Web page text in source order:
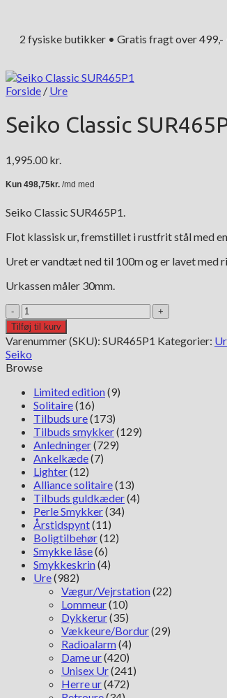
2 fysiske butikker • Gratis fragt over
Forside / Ure
Seiko Classic
1,995.00 kr.
Seiko Classic SUR465P1.
Flot klassisk ur, fremstillet i rustfrit stål med
Uret er vandtæt ned til 100m og er lavet med
Urkassen måler 30mm.
Seiko
Classic
SUR465P1
antal
Tilføj til kurv
Varenummer (SKU): SUR465P1 Kategorier:
Seiko
Browse
Limited edition(9)
Solitaire(16)
Tilbuds ure(173)
Tilbuds smykker(129)
Anledninger(729)
Ankelkæde(7)
Lighter(12)
Alliance solitaire(13)
Tilbuds guldkæder(4)
Perle Smykker(34)
Årstidspynt(11)
Boligtilbehør(12)
Smykke låse(6)
Smykkeskrin(4)
Ure(982)
Vægur/Vejrstation(22)
Lommeur(10)
Dykkerur(35)
Vækkeure/Bordur(29)
Radioalarm(4)
Dame ur(420)
Unisex Ur(241)
Herre ur(472)